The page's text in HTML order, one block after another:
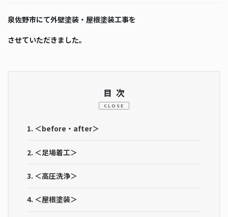
泉佐野市にて外壁塗装・屋根塗装工事を
させていただきました。
目次
CLOSE
1. ＜before・after＞
2. ＜足場着工＞
3. ＜高圧洗浄＞
4. ＜屋根塗装＞